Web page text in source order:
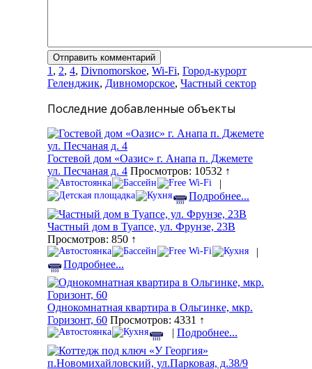
1 , 2, 4, Divnomorskoe, Wi-Fi, Город-курорт
Геленджик, Дивноморское, Частный сектор
Последние добавленные объекты
Гостевой дом «Оазис» г. Анапа п. Джемете
ул. Песчаная д. 4 Просмотров: 10532 ↑
|
Подробнее...
Частный дом в Туапсе, ул. Фрунзе, 23В
Просмотров: 850 ↑
|
Подробнее...
Однокомнатная квартира в Ольгинке, мкр.
Горизонт, 60 Просмотров: 4331 ↑
| Подробнее...